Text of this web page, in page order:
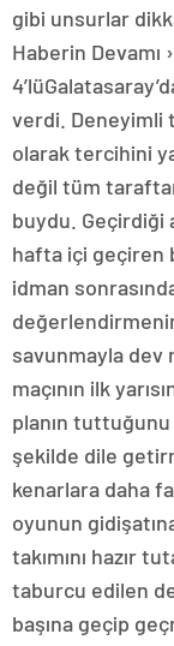
gibi unsurlar
Haberin Devamı
verdi. Deneyimli
olarak tercihini
değil tüm
buydu. Geçirdiği
hafta içi geçiren
idman
savunmayla dev
maçının ilk
planın
şekilde dile
kenarlara daha
oyunun
takımını hazır
taburcu edilen
başına geçip